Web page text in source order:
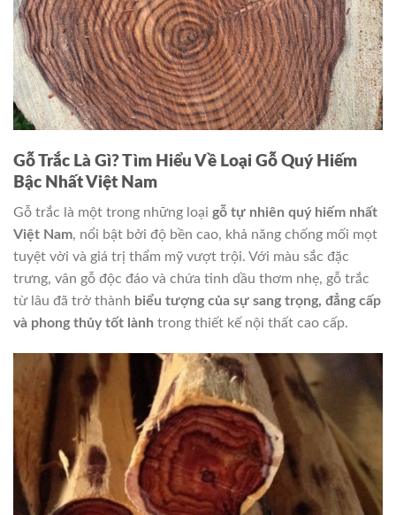
Gỗ Trắc Là Gì? Tìm Hiểu Về Loại Gỗ Quý Hiếm
Bậc Nhất Việt Nam
Gỗ trắc là một trong những loại gỗ tự nhiên quý hiếm nhất
Việt Nam, nổi bật bởi độ bền cao, khả năng chống mối mọt
tuyệt vời và giá trị thẩm mỹ vượt trội. Với màu sắc đặc
trưng, vân gỗ độc đáo và chứa tinh dầu thơm nhẹ, gỗ trắc
từ lâu đã trở thành biểu tượng của sự sang trọng, đẳng cấp
và phong thủy tốt lành trong thiết kế nội thất cao cấp.